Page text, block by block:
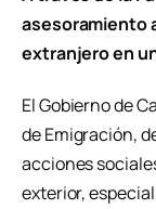
asesoramiento
extranjero en
El Gobierno de
de Emigración,
acciones
exterior,